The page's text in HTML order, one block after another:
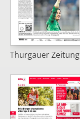
Thurgauer Zeitung